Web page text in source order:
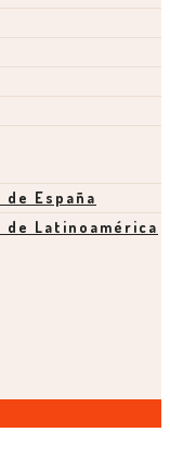
España
de Latinoamérica